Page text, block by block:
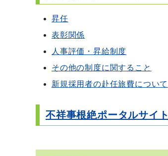
昇任
表彰関係
人事評価・昇給制度
その他の制度に関すること
新規採用者の赴任旅費について
不祥事根絶ポータルサイト